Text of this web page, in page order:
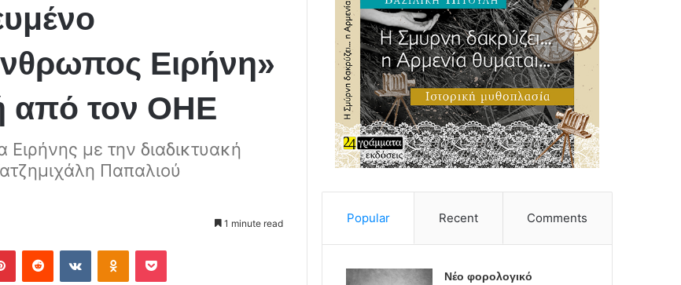
Ειρήνη»
από τον ΟΗΕ
με την διαδικτυακή
Παπαλιού
1 minute read Popular Recent Comments
Νέο φορολογικό